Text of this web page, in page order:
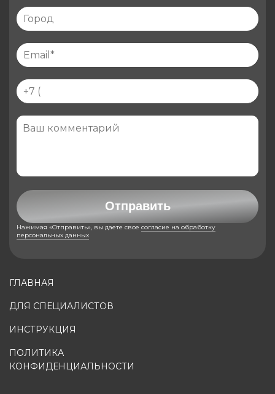
ГЛАВНАЯ
ДЛЯ СПЕЦИАЛИСТОВ
ИНСТРУКЦИЯ
ПОЛИТИКА
КОНФИДЕНЦИАЛЬНОСТИ
Отправить
Нажимая «Отправить», вы даете свое согласие на обработку
персональных данных